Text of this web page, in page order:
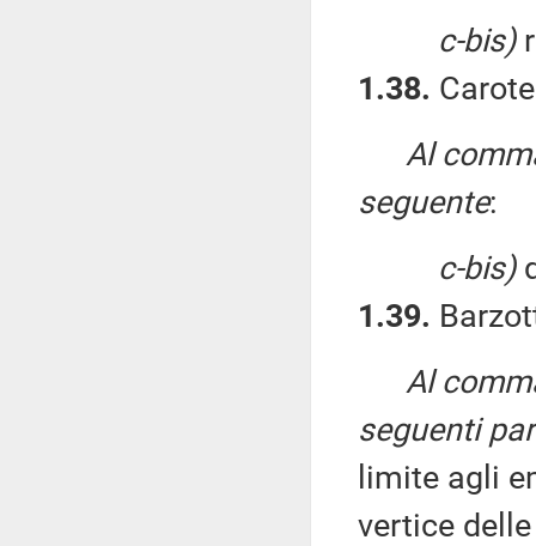
c-bis)
1.38.
Al
seguente:
c-bis)
1.39.
Al
seguenti
limite agli
vertice